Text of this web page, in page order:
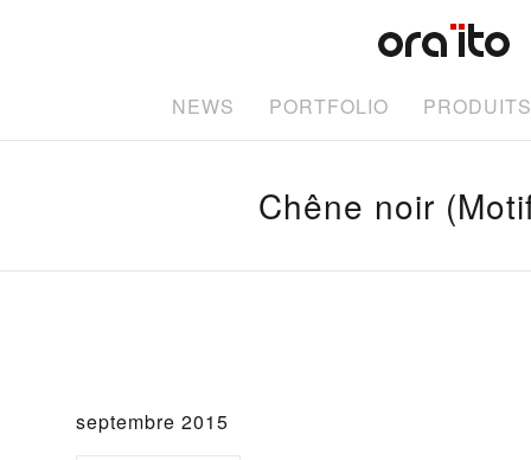
NEWS PORTFOLIO PRODUITS
Chêne noir
septembre 2015